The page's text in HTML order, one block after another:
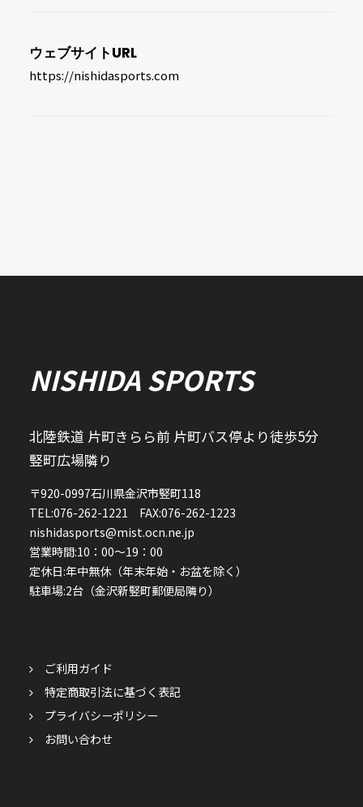
ウェブサイトURL
https://nishidasports.com
NISHIDA SPORTS
北陸鉄道 片町きらら前 片町バス停より徒歩5分
竪町広場隣り
〒920-0997石川県金沢市竪町118
TEL:076-262-1221 FAX:076-262-1223
nishidasports@mist.ocn.ne.jp
営業時間:10：00～19：00
定休日:年中無休（年末年始・お盆を除く）
駐車場:2台（金沢新竪町郵便局隣り）
ご利用ガイド
特定商取引法に基づく表記
プライバシーポリシー
お問い合わせ